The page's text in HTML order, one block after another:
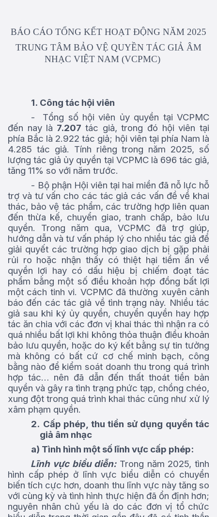
BÁO CÁO TỔNG KẾT HOẠT ĐỘNG NĂM 2025
TRUNG TÂM BẢO VỆ QUYỀN TÁC GIẢ ÂM
NHẠC VIỆT NAM (VCPMC)
1. Công tác hội viên
-
Tổng số hội viên ủy quyền tại VCPMC
đến nay là 7.207 tác giả, trong đó hội viên tại
phía Bắc là 2.922 tác giả; hội viên tại phía Nam là
4.285 tác giả. Tính riêng trong năm 2025, số
lượng tác giả ủy quyền tại VCPMC là 696 tác giả,
tăng 11% so với năm trước.
- Bộ phận Hội viên tại hai miền đã nỗ lực hỗ
trợ và tư vấn cho các tác giả các vấn đề về khai
thác, bảo vệ tác phẩm, các trường hợp liên quan
đến thừa kế, chuyển giao, tranh chấp, bảo lưu
quyền. Trong năm qua, VCPMC đã trợ giúp,
hướng dẫn và tư vấn pháp lý cho nhiều tác giả để
giải quyết các trường hợp giao dịch bị gặp phải
rủi ro hoặc nhận thấy có thiệt hại tiềm ẩn về
quyền lợi hay có dấu hiệu bị chiếm đoạt tác
phẩm bằng một số điều khoản hợp đồng bất lợi
một cách tinh vi. VCPMC đã thường xuyên cảnh
báo đến các tác giả về tình trạng này. Nhiều tác
giả sau khi ký ủy quyền, chuyển quyền hay hợp
tác ăn chia với các đơn vị khai thác thì nhận ra có
quá nhiều bất lợi khi không thỏa thuận điều khoản
bảo lưu quyền, hoặc do ký kết bằng sự tin tưởng
mà không có bất cứ cơ chế minh bạch, công
bằng nào để kiểm soát doanh thu trong quá trình
hợp tác… nên đã dẫn đến thất thoát tiền bản
quyền và gây ra tình trạng phức tạp, chồng chéo,
xung đột trong quá trình khai thác cũng như xử lý
xâm phạm quyền.
2. Cấp phép, thu tiền sử dụng quyền tác
giả âm nhạc
a) Tình hình một số lĩnh vực cấp phép:
Lĩnh vực biểu diễn: Trong năm 2025, tình
hình cấp phép ở lĩnh vực biểu diễn có chuyển
biến tích cực hơn, doanh thu lĩnh vực này tăng so
với cùng kỳ và tình hình thực hiện đã ổn định hơn;
nguyên nhân chủ yếu là do các đơn vị tổ chức